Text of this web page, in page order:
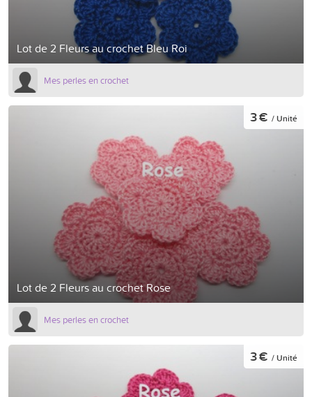
Lot de 2 Fleurs au crochet Bleu Roi
Mes perles en crochet
Lot de 2 Fleurs au crochet Rose
3 € / Unité
Mes perles en crochet
3 € / Unité